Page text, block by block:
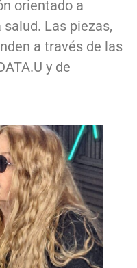
orientado a
Las piezas,
a través de las
y de